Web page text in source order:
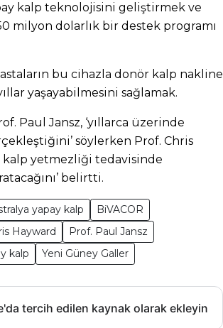
kalp teknolojisini geliştirmek ve
milyon dolarlık bir destek programı
bu cihazla donör kalp nakline
yaşayabilmesini sağlamak.
Paul Jansz, ‘yıllarca üzerinde
söylerken Prof. Chris
kalp yetmezliği tedavisinde
belirtti.
yapay kalp
BiVACOR
Hayward
Prof. Paul Jansz
kalp Yeni Güney Galler
tercih edilen kaynak olarak ekleyin